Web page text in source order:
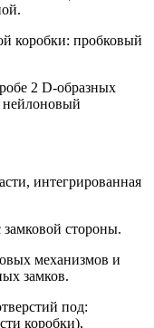
коробки: пробковый
2 D-образных
нейлоновый
интегрированная
замковой стороны.
механизмов и
замков.
под:
коробки),